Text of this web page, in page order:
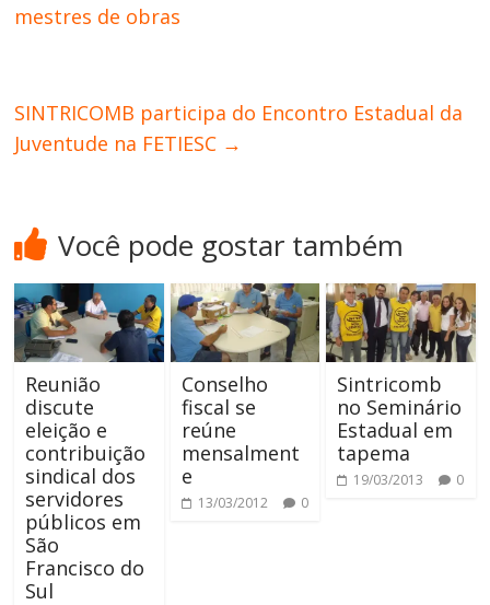
mestres de obras
SINTRICOMB participa do Encontro Estadual da
Juventude na FETIESC →
Você pode gostar também
Reunião
discute
eleição e
contribuição
sindical dos
servidores
públicos em
São
Francisco do
Sul
Conselho
fiscal se
reúne
mensalment
e
13/03/2012 0
Sintricomb
no Seminário
Estadual em
tapema
19/03/2013 0